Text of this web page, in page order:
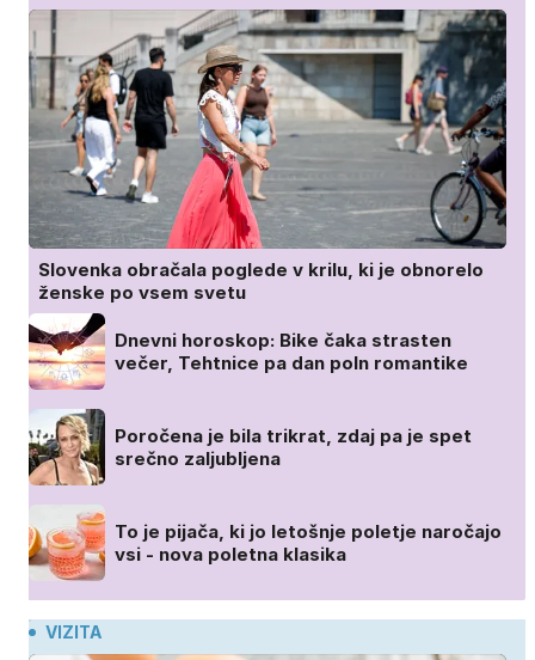
Slovenka obračala poglede v krilu, ki je obnorelo
ženske po vsem svetu
Dnevni horoskop: Bike čaka strasten
večer, Tehtnice pa dan poln romantike
Poročena je bila trikrat, zdaj pa je spet
srečno zaljubljena
To je pijača, ki jo letošnje poletje naročajo
vsi - nova poletna klasika
VIZITA